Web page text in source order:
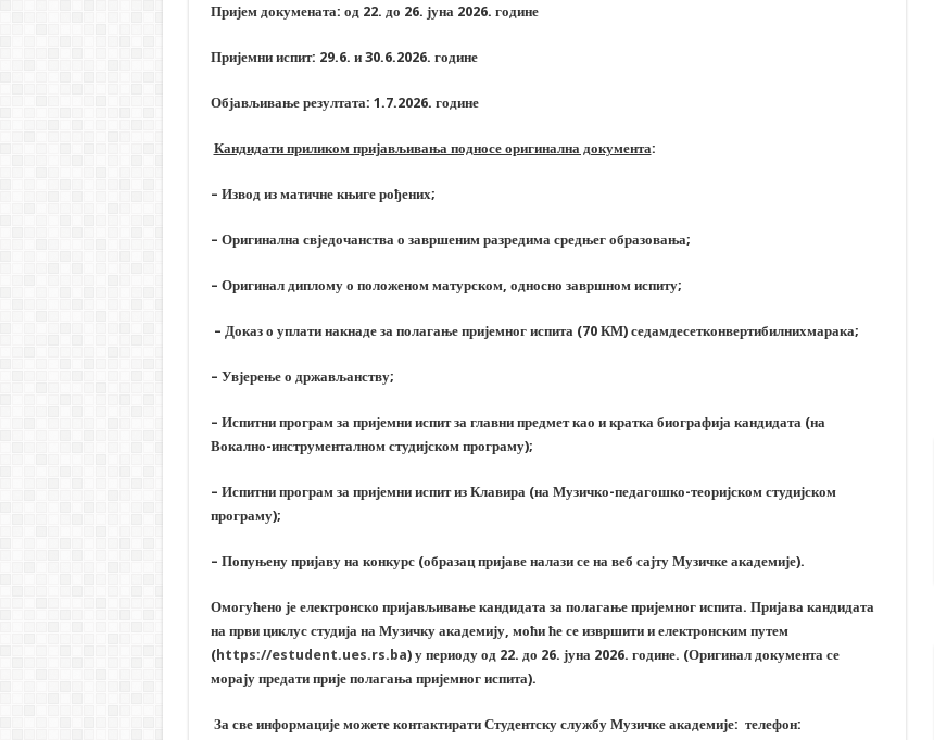
Пријем докумената: од 22. до 26. јуна 2026. године
Пријемни испит: 29.6. и 30.6.2026. године
Објављивање резултата: 1.7.2026. године
Кандидати приликом пријављивања подносе оригинална документа:
– Извод из матичне књиге рођених;
– Оригинална свједочанства о завршеним разредима средњег образовања;
– Оригинал диплому о положеном матурском, односно завршном испиту;
– Доказ о уплати накнаде за полагање пријемног испита (70 КМ) седамдесетконвертибилнихмарака;
– Увјерење о држављанству;
– Испитни програм за пријемни испит за главни предмет као и кратка биографија кандидата(на
Вокално-инструменталном студијском програму);
– Испитни програм за пријемни испит из Клавира (на Музичко-педагошко-теоријском студијском
програму);
– Попуњену пријаву на конкурс (образац пријаве налази се на веб сајту Музичке академије).
Омогућено је електронско пријављивање кандидата за полагање пријемног испита. Пријава кандидата
на први циклус студија на Музичку академију, моћи ће се извршити и електронским путем
(https://estudent.ues.rs.ba) у периоду од 22. до 26. јуна 2026. године. (Оригинал документа се
морају предати прије полагања пријемног испита).
За све информације можете контактирати Студентску службу Музичке академије: телефон: